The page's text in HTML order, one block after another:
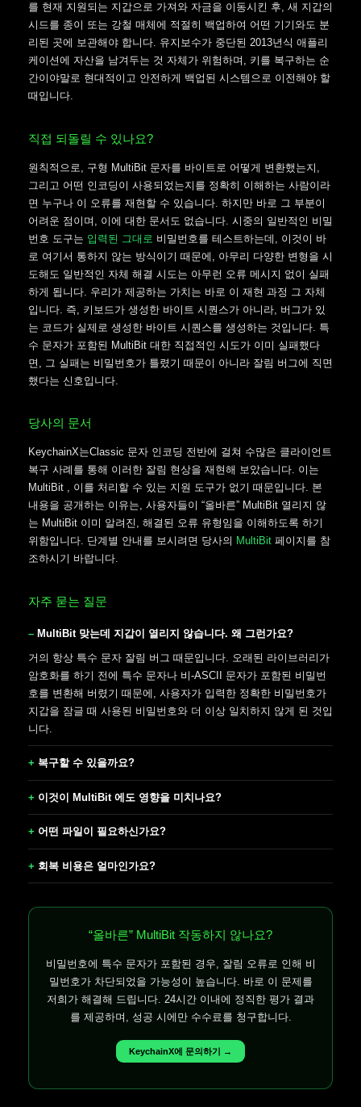
를 현재 지원되는 지갑으로 가져와 자금을 이동시킨 후, 새 지갑의
시드를 종이 또는 강철 매체에 적절히 백업하여 어떤 기기와도 분
리된 곳에 보관해야 합니다. 유지보수가 중단된 2013년식 애플리
케이션에 자산을 남겨두는 것 자체가 위험하며, 키를 복구하는 순
간이야말로 현대적이고 안전하게 백업된 시스템으로 이전해야 할
때입니다.
직접 되돌릴 수 있나요?
원칙적으로, 구형 MultiBit 문자를 바이트로 어떻게 변환했는지,
그리고 어떤 인코딩이 사용되었는지를 정확히 이해하는 사람이라
면 누구나 이 오류를 재현할 수 있습니다. 하지만 바로 그 부분이
어려운 점이며, 이에 대한 문서도 없습니다. 시중의 일반적인 비밀
번호 도구는 입력된 그대로 비밀번호를 테스트하는데, 이것이 바
로 여기서 통하지 않는 방식이기 때문에, 아무리 다양한 변형을 시
도해도 일반적인 자체 해결 시도는 아무런 오류 메시지 없이 실패
하게 됩니다. 우리가 제공하는 가치는 바로 이 재현 과정 그 자체
입니다. 즉, 키보드가 생성한 바이트 시퀀스가 아니라, 버그가 있
는 코드가 실제로 생성한 바이트 시퀀스를 생성하는 것입니다. 특
수 문자가 포함된 MultiBit 대한 직접적인 시도가 이미 실패했다
면, 그 실패는 비밀번호가 틀렸기 때문이 아니라 잘림 버그에 직면
했다는 신호입니다.
당사의 문서
KeychainX는Classic 문자 인코딩 전반에 걸쳐 수많은 클라이언트
복구 사례를 통해 이러한 잘림 현상을 재현해 보았습니다. 이는
MultiBit , 이를 처리할 수 있는 지원 도구가 없기 때문입니다. 본
내용을 공개하는 이유는, 사용자들이 “올바른” MultiBit 열리지 않
는 MultiBit 이미 알려진, 해결된 오류 유형임을 이해하도록 하기
위함입니다. 단계별 안내를 보시려면 당사의 MultiBit 페이지를 참
조하시기 바랍니다.
자주 묻는 질문
MultiBit 맞는데 지갑이 열리지 않습니다. 왜 그런가요?
거의 항상 특수 문자 잘림 버그 때문입니다. 오래된 라이브러리가
암호화를 하기 전에 특수 문자나 비-ASCII 문자가 포함된 비밀번
호를 변환해 버렸기 때문에, 사용자가 입력한 정확한 비밀번호가
지갑을 잠글 때 사용된 비밀번호와 더 이상 일치하지 않게 된 것입
니다.
복구할 수 있을까요?
이것이 MultiBit 에도 영향을 미치나요?
어떤 파일이 필요하신가요?
회복 비용은 얼마인가요?
“올바른” MultiBit 작동하지 않나요?
비밀번호에 특수 문자가 포함된 경우, 잘림 오류로 인해 비
밀번호가 차단되었을 가능성이 높습니다. 바로 이 문제를
저희가 해결해 드립니다. 24시간 이내에 정직한 평가 결과
를 제공하며, 성공 시에만 수수료를 청구합니다.
KeychainX에 문의하기 →